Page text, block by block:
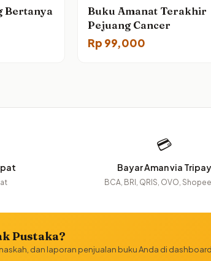
Bertanya
Buku Amanat Terakhir
Pejuang Cancer
Rp 99,000
💳
Bayar Aman via Tripay
BCA, BRI, QRIS, OVO,
Pustaka?
dan laporan penjualan buku Anda di